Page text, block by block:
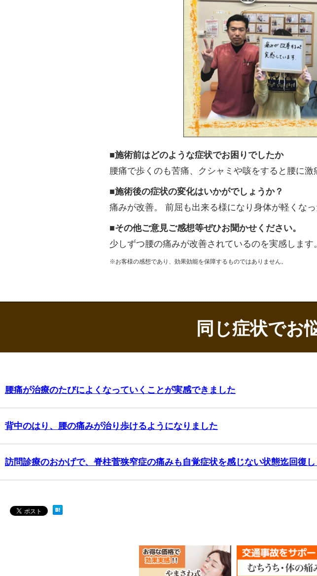
■施術前はどのような症状でお困りでしたか
腰痛で歩くのも苦痛、クシャミや咳をすると腰に
■施術後の症状の変化はいかがでしょうか？
痛みが改善。 前屈も出来る様になり身体が軽くなっ
■その他ご意見ご感想等ぜひお聞かせください。
少しずつ腰の痛みが改善されているのを実感しま
※お客様の感想であり、効果効能を保障するものではありません。
同じ症状でお
腰痛が治療のたびによくなっていくことが実感できました
背中のはり、腰の痛みが治り歩けるようになりました
訪問診療のおかげで、脊柱菅狭窄症の痛みも自覚症状を感じない状態迄回復